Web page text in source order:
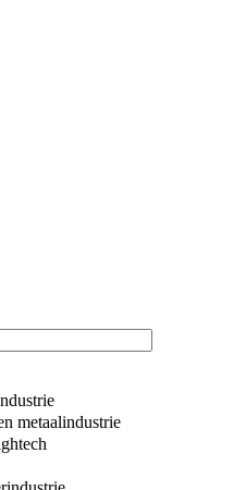
metaalindustrie